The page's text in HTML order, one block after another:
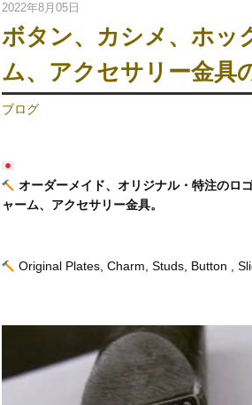
2022年8月05日
ボタン、カシメ、ホッ
ム、アクセサリー金具
ブログ
オーダーメイド、オリジナル・特注のロ
ャーム、アクセサリー金具。
Original Plates, Charm, Studs, Button ,
プ